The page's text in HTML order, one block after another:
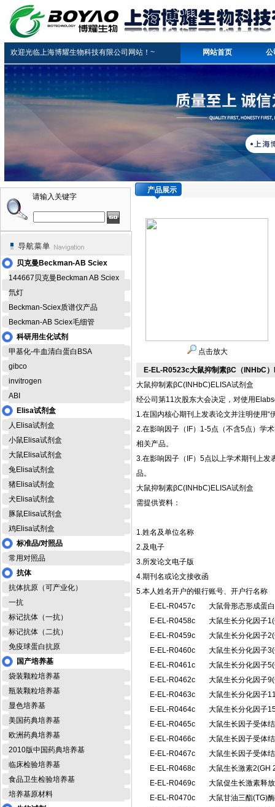
欢迎光临上海博耀生物科技有限公司网站！~ 网站首页 公
请输入关键字
贝克曼Beckman-AB Sciex
144667贝克曼Beckman AB Sciex
氘灯
Beckman-Sciex质谱仪产品
Beckman-AB Sciex毛细管
科研用生化试剂
甲基化-牛血清白蛋白BSA
gibco
invitrogen
ABI
Elisa试剂盒
人Elisa试剂盒
小鼠Elisa试剂盒
大鼠Elisa试剂盒
兔Elisa试剂盒
猪Elisa试剂盒
犬Elisa试剂盒
豚鼠Elisa试剂盒
鸡Elisa试剂盒
标准品/对照品
常用对照品
抗体
抗体抗原（可产业化）
一抗
标记抗体（一抗）
标记抗体（二抗）
免疫球蛋白抗原
国产培养基
袋装颗粒培养基
瓶装颗粒培养基
显色培养基
美国药典培养基
欧洲药典培养基
2010版中国药典培养基
临床检验培养基
食品卫生检验培养基
培养基原材料
产品展示
点击放大
E-EL-R0523c大鼠抑制素βC（INHbC
大鼠抑制素βC(INHbC)ELISA试剂盒
经公司第11次股东大会决定，对使用
1.在国内核心期刊上发表论文并注明使用
2.在影响因子（IF）1-5点（不含5点）学
相关产品。
3.在影响因子（IF）5点以上学术期刊上
品。
大鼠抑制素βC(INHbC)ELISA试剂盒
需提供资料：
1.姓名及单位名称
2.及电子
3.所发论文电子版
4.期刊名或论文接收函
5.本人姓名开户的银行账号、开户行名称
E-EL-R0457c
大鼠骨形态形成蛋
E-EL-R0458c
大鼠生长分化因子
E-EL-R0459c
大鼠生长分化因子
E-EL-R0460c
大鼠生长分化因子
E-EL-R0461c
大鼠生长分化因子
E-EL-R0462c
大鼠生长分化因子
E-EL-R0463c
大鼠生长分化因子
E-EL-R0464c
大鼠生长分化因子
E-EL-R0465c
大鼠生长因子受体
E-EL-R0466c
大鼠生长因子受体
E-EL-R0467c
大鼠生长因子受体
E-EL-R0468c
大鼠生长激素2(GH
E-EL-R0469c
大鼠促生长激素释
E-EL-R0470c
大鼠甘油三酯(TG)